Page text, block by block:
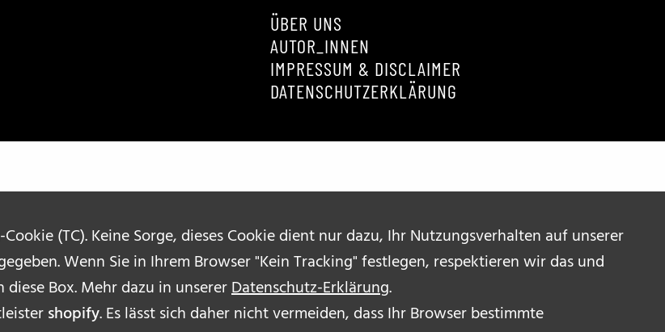
(TC). Keine Sorge, dieses Cookie dient nur dazu, Ihr Nutzungsverhalten auf unserer
Wenn Sie in Ihrem Browser "Kein Tracking" festlegen, respektieren wir das und
Box. Mehr dazu in unsererDatenschutz-Erklärung.
shopify. Es lässt sich daher nicht vermeiden, dass Ihr Browser bestimmte
ÜBER UNS
AUTOR_INNEN
IMPRESSUM & DISCLAIMER
DATENSCHUTZERKLÄRUNG